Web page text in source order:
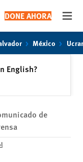
DONE AHORA
México
English?
de